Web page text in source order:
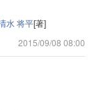
水 将平[著]
2015/09/08 08:00